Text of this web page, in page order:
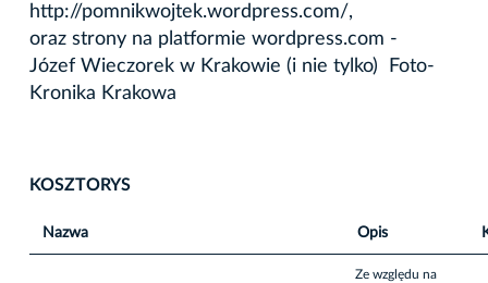
http://pomnikwojtek.wordpress.com/,
oraz strony na platformie wordpress.com -
Józef Wieczorek w Krakowie (i nie tylko) Foto-
Kronika Krakowa
KOSZTORYS
Nazwa Opis
Ze względu na